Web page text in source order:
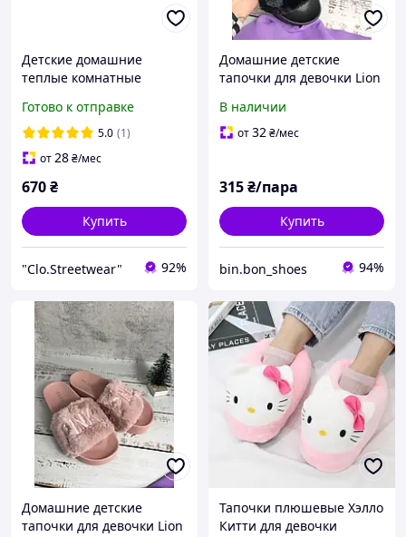
Детские домашние
теплые комнатные
Готово к отправке
5.0 (1)
от28₴/мес
670₴
Купить
"Clo.Streetwear" 92%
Домашние детские
тапочки для девочки Lion
В наличии
от32₴/мес
315₴/пара
Купить
bin.bon_shoes 94%
Домашние детские
тапочки для девочки Lion
Тапочки плюшевые Хэлло
Китти для девочки